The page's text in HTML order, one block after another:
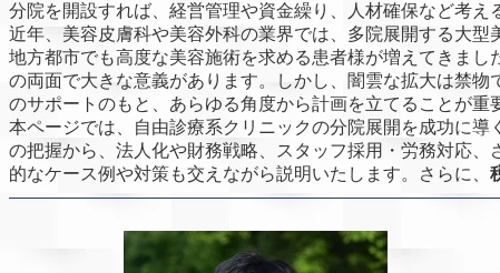
分院を開設すれば、経営管理や資金繰り、人材確保など考え
近年、美容皮膚科や美容外科の業界では、多院展開する大
地方都市でも高度な美容施術を求める患者様が増えてきま
の両面で大きな意義があります。しかし、闇雲な拡大は禁
のサポートのもと、あらゆる角度から計画を立てることが重
本ページでは、自由診療系クリニックの分院展開を成功に導
の把握から、法人化や財務戦略、スタッフ採用・労務対応
的なケース例や対策も交えながら説明いたします。さらに、